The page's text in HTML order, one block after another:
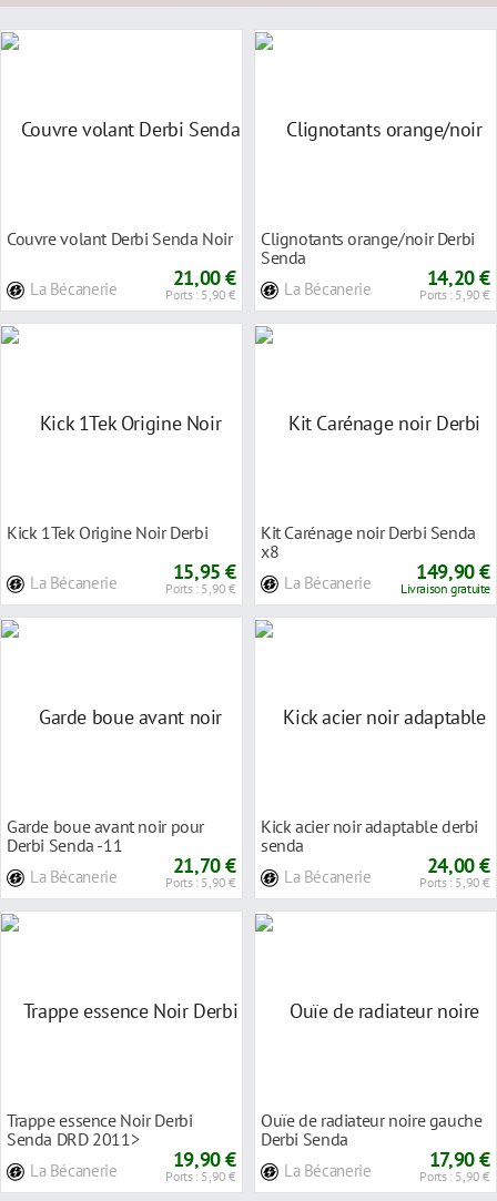
Couvre volant Derbi Senda Noir
La Bécanerie 21,00 €
Ports : 5,90 €
Clignotants orange/noir Derbi
Senda
La Bécanerie 14,20 €
Ports : 5,90 €
Kick 1Tek Origine Noir Derbi
La Bécanerie 15,95 €
Ports : 5,90 €
Kit Carénage noir Derbi Senda
x8
La Bécanerie 149,90 €
Livraison gratuite
Garde boue avant noir pour
Derbi Senda -11
La Bécanerie 21,70 €
Ports : 5,90 €
Kick acier noir adaptable derbi
senda
La Bécanerie 24,00 €
Ports : 5,90 €
Trappe essence Noir Derbi
Senda DRD 2011>
La Bécanerie 19,90 €
Ports : 5,90 €
Ouïe de radiateur noire gauche
Derbi Senda
La Bécanerie 17,90 €
Ports : 5,90 €